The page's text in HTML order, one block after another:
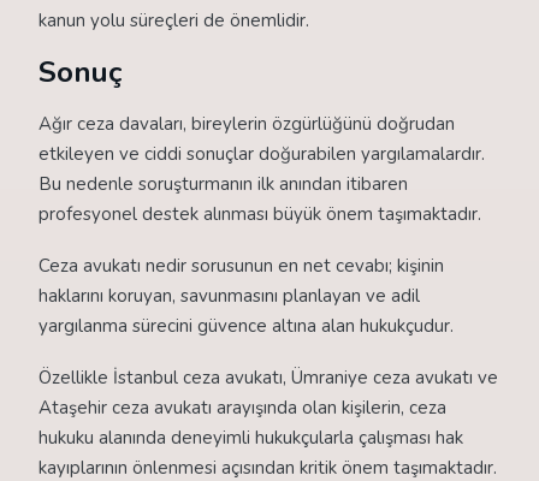
kanun yolu süreçleri de önemlidir.
Sonuç
Ağır ceza davaları, bireylerin özgürlüğünü doğrudan
etkileyen ve ciddi sonuçlar doğurabilen yargılamalardır.
Bu nedenle soruşturmanın ilk anından itibaren
profesyonel destek alınması büyük önem taşımaktadır.
Ceza avukatı nedir sorusunun en net cevabı; kişinin
haklarını koruyan, savunmasını planlayan ve adil
yargılanma sürecini güvence altına alan hukukçudur.
Özellikle İstanbul ceza avukatı, Ümraniye ceza avukatı ve
Ataşehir ceza avukatı arayışında olan kişilerin, ceza
hukuku alanında deneyimli hukukçularla çalışması hak
kayıplarının önlenmesi açısından kritik önem taşımaktadır.